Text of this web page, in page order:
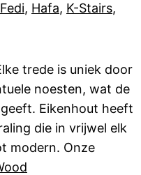
, Hafa, K-Stairs,
trede is uniek door
noesten, wat de
Eikenhout heeft
die in vrijwel elk
modern. Onze